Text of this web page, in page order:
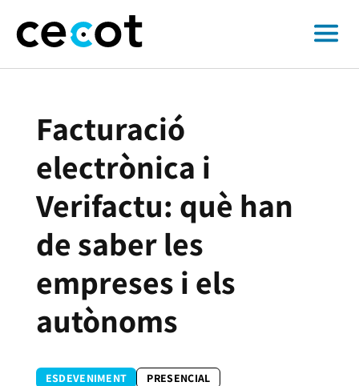
Facturació
electrònica i
Verifactu: què han
de saber les
empreses i els
autònoms
ESDEVENIMENT PRESENCIAL